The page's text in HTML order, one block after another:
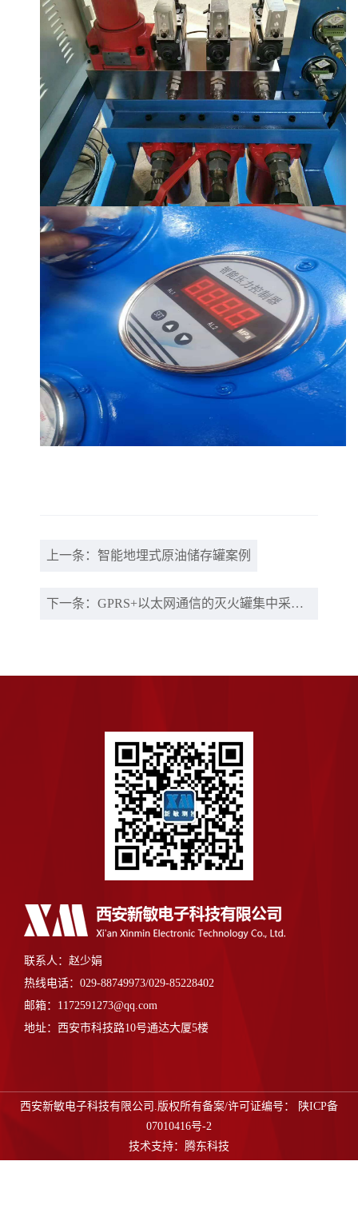
上一条：智能地埋式原油储存罐案例
下一条：GPRS+以太网通信的灭火罐集中采集系统
联系人：赵少娟
热线电话：029-88749973/029-85228402
邮箱：1172591273@qq.com
地址：西安市科技路10号通达大厦5楼
西安新敏电子科技有限公司.版权所有备案/许可证编号：
陕ICP备
07010416号-2
技术支持： 腾东科技